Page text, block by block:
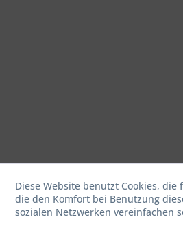
Diese Website benutzt Cookies,
die den Komfort bei Benutzung
sozialen Netzwerken vereinfachen